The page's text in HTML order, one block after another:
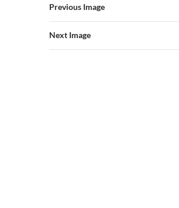
o
o
k
A
p
Previous Image
Next Image